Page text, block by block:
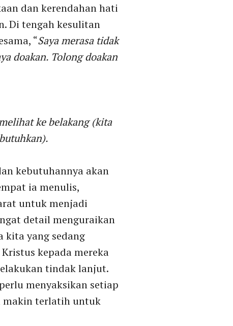
dan kerendahan hati
Di tengah kesulitan
“Saya merasa tidak
doakan. Tolong doakan
ke belakang (kita
kebutuhannya akan
ia menulis,
untuk menjadi
detail menguraikan
kita yang sedang
kepada mereka
tindak lanjut.
menyaksikan setiap
makin terlatih untuk